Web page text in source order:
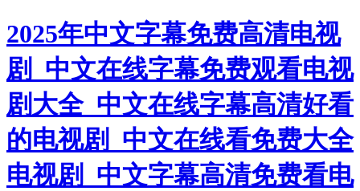
2025年中文字幕免费高清电视
剧_中文在线字幕免费观看电视
剧大全_中文在线字幕高清好看
的电视剧_中文在线看免费大全
电视剧_中文字幕高清免费看电